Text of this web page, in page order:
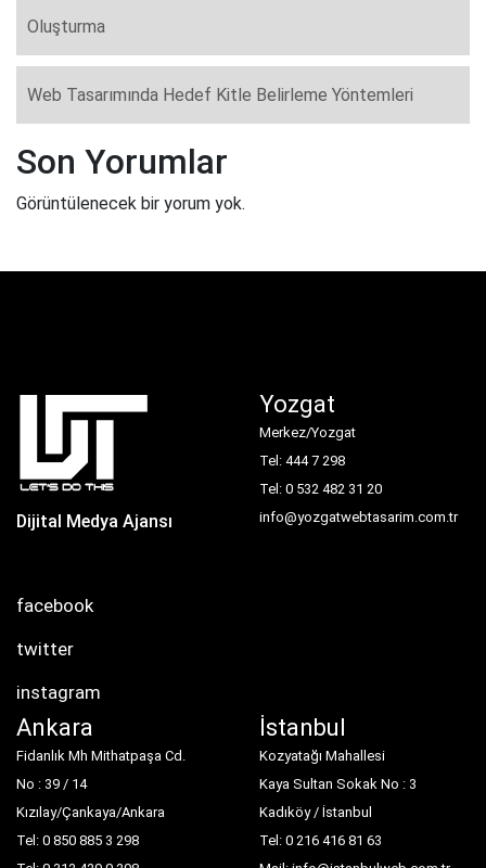
Oluşturma
Web Tasarımında Hedef Kitle Belirleme Yöntemleri
Son Yorumlar
Görüntülenecek bir yorum yok.
Dijital Medya Ajansı
facebook
twitter
instagram
Yozgat
Merkez/Yozgat
Tel: 444 7 298
Tel: 0 532 482 31 20
info@yozgatwebtasarim.com.tr
Ankara
Fidanlık Mh Mithatpaşa Cd.
No : 39 / 14
Kızılay/Çankaya/Ankara
Tel: 0 850 885 3 298
İstanbul
Kozyatağı Mahallesi
Kaya Sultan Sokak No : 3
Kadıköy / İstanbul
Tel: 0 216 416 81 63